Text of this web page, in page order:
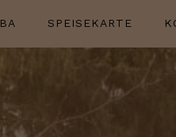
SPEISEKARTE